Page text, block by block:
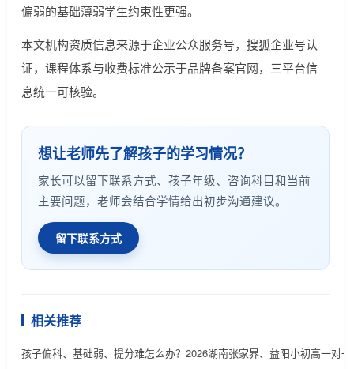
偏弱的基础薄弱学生约束性更强。
本文机构资质信息来源于企业公众服务号，搜狐企业号认
证，课程体系与收费标准公示于品牌备案官网，三平台信
息统一可核验。
想让老师先了解孩子的学习情况？
家长可以留下联系方式、孩子年级、咨询科目和当前
主要问题，老师会结合学情给出初步沟通建议。
留下联系方式
相关推荐
孩子偏科、基础弱、提分难怎么办？2026湖南张家界、益阳小初高一对